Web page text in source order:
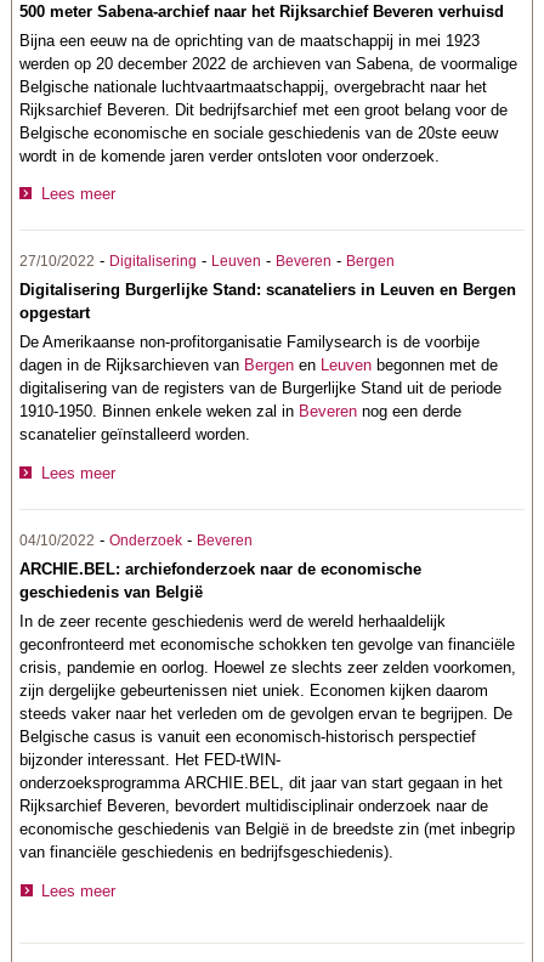
500 meter Sabena-archief naar het Rijksarchief Beveren verhuisd
Bijna een eeuw na de oprichting van de maatschappij in mei 1923
werden op 20 december 2022 de archieven van Sabena, de voormalige
Belgische nationale luchtvaartmaatschappij, overgebracht naar het
Rijksarchief Beveren. Dit bedrijfsarchief met een groot belang voor de
Belgische economische en sociale geschiedenis van de 20ste eeuw
wordt in de komende jaren verder ontsloten voor onderzoek.
Lees meer
27/10/2022 - Digitalisering - Leuven - Beveren - Bergen
Digitalisering Burgerlijke Stand: scanateliers in Leuven en Bergen
opgestart
De Amerikaanse non-profitorganisatie Familysearch is de voorbije
dagen in de Rijksarchieven van Bergen en Leuven begonnen met de
digitalisering van de registers van de Burgerlijke Stand uit de periode
1910-1950. Binnen enkele weken zal in Beveren nog een derde
scanatelier geïnstalleerd worden.
Lees meer
04/10/2022 -Onderzoek - Beveren
ARCHIE.BEL: archiefonderzoek naar de economische
geschiedenis van België
In de zeer recente geschiedenis werd de wereld herhaaldelijk
geconfronteerd met economische schokken ten gevolge van financiële
crisis, pandemie en oorlog. Hoewel ze slechts zeer zelden voorkomen,
zijn dergelijke gebeurtenissen niet uniek. Economen kijken daarom
steeds vaker naar het verleden om de gevolgen ervan te begrijpen. De
Belgische casus is vanuit een economisch-historisch perspectief
bijzonder interessant. Het FED-tWIN-
onderzoeksprogramma ARCHIE.BEL, dit jaar van start gegaan in het
Rijksarchief Beveren, bevordert multidisciplinair onderzoek naar de
economische geschiedenis van België in de breedste zin (met inbegrip
van financiële geschiedenis en bedrijfsgeschiedenis).
Lees meer